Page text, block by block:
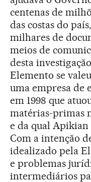
centenas de
das costas do
milhares de
meios de
desta
Elemento se
uma empresa de
em 1998 que
matérias-primas
e da qual
Com a intenção
idealizado pela
e problemas
intermediários